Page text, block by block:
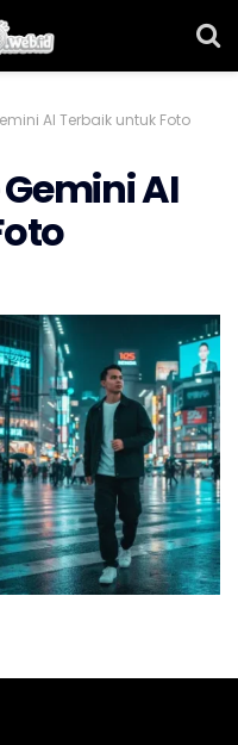
AI Terbaik untuk Foto
AI